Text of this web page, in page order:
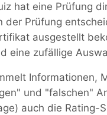
hat eine Prüfung
der Prüfung
ausgestellt
eine zufällige
Informationen,
und "falschen"
auch die Rating-